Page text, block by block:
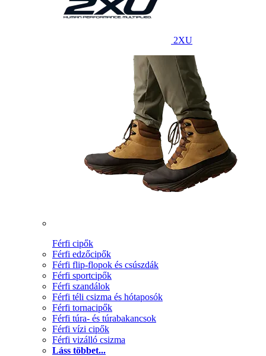
2XU
Férfi cipők
Férfi edzőcipők
Férfi flip-flopok és csúszdák
Férfi sportcipők
Férfi szandálok
Férfi téli csizma és hótaposók
Férfi tornacipők
Férfi túra- és túrabakancsok
Férfi vízi cipők
Férfi vizálló csizma
Láss többet...